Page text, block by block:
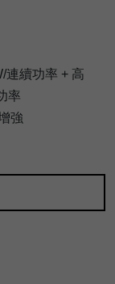
連續功率 + 高
率
強